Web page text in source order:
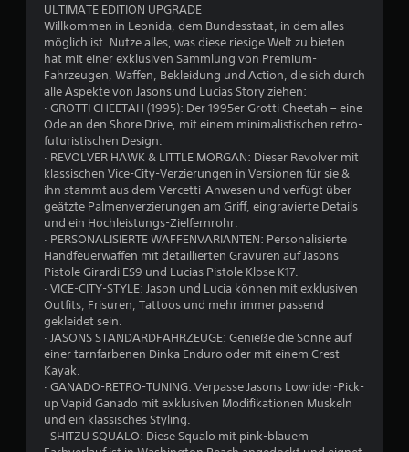
ULTIMATE EDITION UPGRADE
Willkommen in Leonida, dem Bundesstaat, in dem alles
möglich ist. Nutze alles, was diese riesige Welt zu bieten
hat mit einer exklusiven Sammlung von Premium-
Fahrzeugen, Waffen, Bekleidung und Action, die sich durch
alle Aspekte von Jasons und Lucias Story ziehen:
· GROTTI CHEETAH (1995): Der 1995er Grotti Cheetah – eine
Ode an den Shore Drive, mit einem minimalistischen retro-
futuristischen Design.
· REVOLVER HAWK & LITTLE MORGAN: Dieser Revolver mit
klassischen Vice-City-Verzierungen in Versionen für sie &
ihn stammt aus dem Vercetti-Anwesen und verfügt über
geätzte Palmenverzierungen am Griff, eingravierte Details
und ein Hochleistungs-Zielfernrohr.
· PERSONALISIERTE WAFFENVARIANTEN: Personalisierte
Handfeuerwaffen mit detaillierten Gravuren auf Jasons
Pistole Girardi ES9 und Lucias Pistole Klose K17.
· VICE-CITY-STYLE: Jason und Lucia können mit exklusiven
Outfits, Frisuren, Tattoos und mehr immer passend
gekleidet sein.
· JASONS STANDARDFAHRZEUGE: Genieße die Sonne auf
einer tarnfarbenen Dinka Enduro oder mit einem Crest
Kayak.
· GANADO-RETRO-TUNING: Verpasse Jasons Lowrider-Pick-
up Vapid Ganado mit exklusiven Modifikationen Muskeln
und ein klassisches Styling.
· SHITZU SQUALO: Diese Squalo mit pink-blauem